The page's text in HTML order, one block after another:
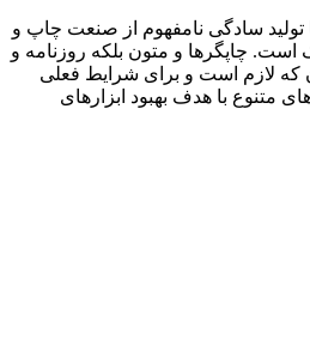
تولید سادگی نامفهوم از صنعت چاپ و
است. چاپگرها و متون بلکه روزنامه و
که لازم است و برای شرایط فعلی
متنوع با هدف بهبود ابزارهای